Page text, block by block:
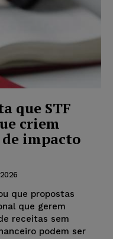
que STF
criem
de impacto
que propostas
que gerem
receitas sem
podem ser